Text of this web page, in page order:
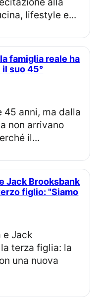
lifestyle e...
suo 45°
non arrivano
il...
figlio: "Siamo
terza figlia: la
una nuova